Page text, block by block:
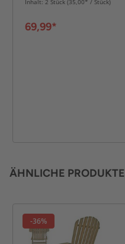
Inhalt: 2 Stück (35,00* / Stück)
69,99*
ÄHNLICHE PRODUKTE
-36%